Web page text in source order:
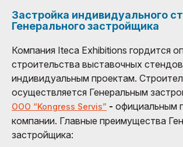
Застройка индивидуального
Генерального застройщика
Компания Iteca Exhibitions гордится
строительства выставочных
индивидуальным проектам.
осуществляется Генеральным
ООО “Kongress Servis” - официальным
компании. Главные преимущества
застройщика: